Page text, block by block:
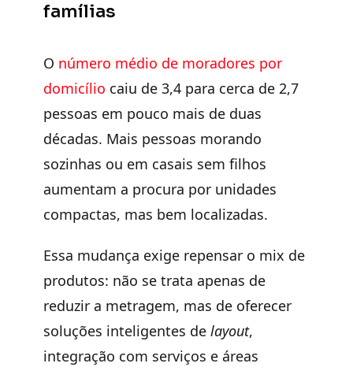
famílias
O número médio de moradores por
domicílio caiu de 3,4 para cerca de 2,7
pessoas em pouco mais de duas
décadas. Mais pessoas morando
sozinhas ou em casais sem filhos
aumentam a procura por unidades
compactas, mas bem localizadas.
Essa mudança exige repensar o mix de
produtos: não se trata apenas de
reduzir a metragem, mas de oferecer
soluções inteligentes de layout,
integração com serviços e áreas